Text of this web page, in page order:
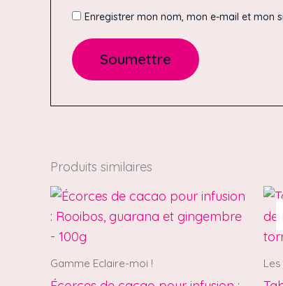
Enregistrer mon nom, mon e-mail et mon
Produits similaires
Gamme Eclaire-moi !